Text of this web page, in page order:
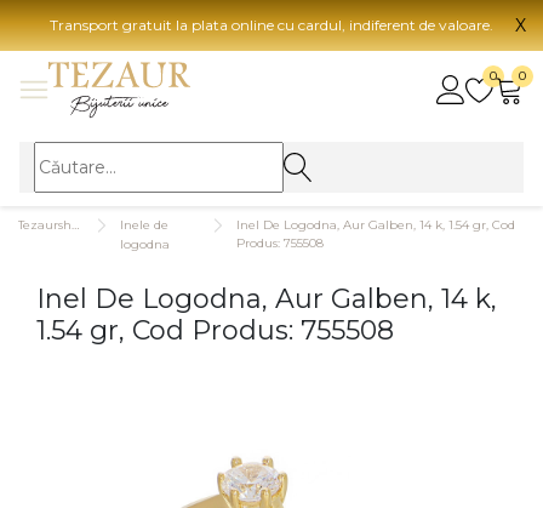
Transport gratuit la plata online cu cardul, indiferent de valoare. X
0 0
BIJUTERII
BIJUTERII FEMEI
Inele
Bratari
Inele de
logodna
Inel De Logodna, Aur Galben, 14 k, 1.54 gr, Cod
Produs: 755508
Inel De Logodna, Aur Galben, 14 k,
1.54 gr, Cod Produs: 755508